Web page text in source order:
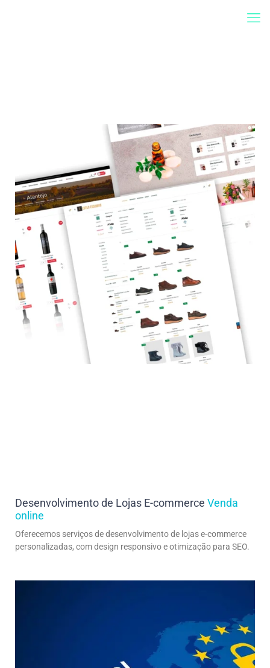
Desenvolvimento de Lojas E-commerce Venda
online
Oferecemos serviços de desenvolvimento de lojas e-commerce
personalizadas, com design responsivo e otimização para SEO.